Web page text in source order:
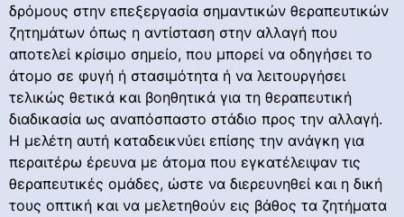
δρόμους στην επεξεργασία σημαντικών θεραπευτικών
ζητημάτων όπως η αντίσταση στην αλλαγή που
αποτελεί κρίσιμο σημείο, που μπορεί να οδηγήσει το
άτομο σε φυγή ή στασιμότητα ή να λειτουργήσει
τελικώς θετικά και βοηθητικά για τη θεραπευτική
διαδικασία ως αναπόσπαστο στάδιο προς την αλλαγή.
Η μελέτη αυτή καταδεικνύει επίσης την ανάγκη για
περαιτέρω έρευνα με άτομα που εγκατέλειψαν τις
θεραπευτικές ομάδες, ώστε να διερευνηθεί και η δική
τους οπτική και να μελετηθούν εις βάθος τα ζητήματα